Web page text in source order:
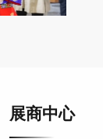
展商中心